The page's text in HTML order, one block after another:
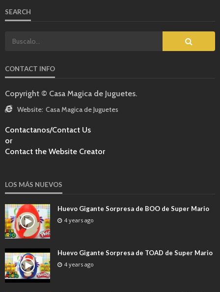
SEARCH
CONTACT INFO
Copyright © Casa Magica de Juguetes.
Website: Casa Magica de Juguetes
Contactanos/Contact Us
or
Contact the Website Creator
LOS MÁS NUEVOS
Huevo Gigante Sorpresa de BOO de Super Mario
4 years ago
Huevo Gigante Sorpresa de TOAD de Super Mario
4 years ago